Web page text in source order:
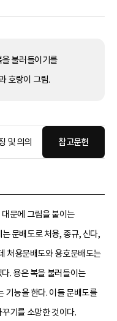
불러들이기를
호랑이 그림.
및 의의 참고문헌
문에 그림을 붙이는
문배도로 처용, 종규, 신다,
처용문배도와 용호문배도는
. 용은 복을 불러들이는
기능을 한다. 이들 문배도를
기를 소망한 것이다.